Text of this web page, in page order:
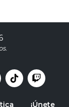
¡Únete